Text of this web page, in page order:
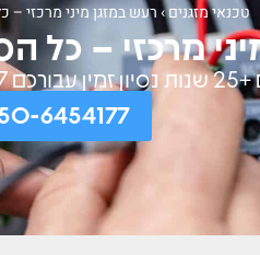
טכנאי מזגנים›רעש במזגן מיני מרכזי –
מרכזי – כל
6454177